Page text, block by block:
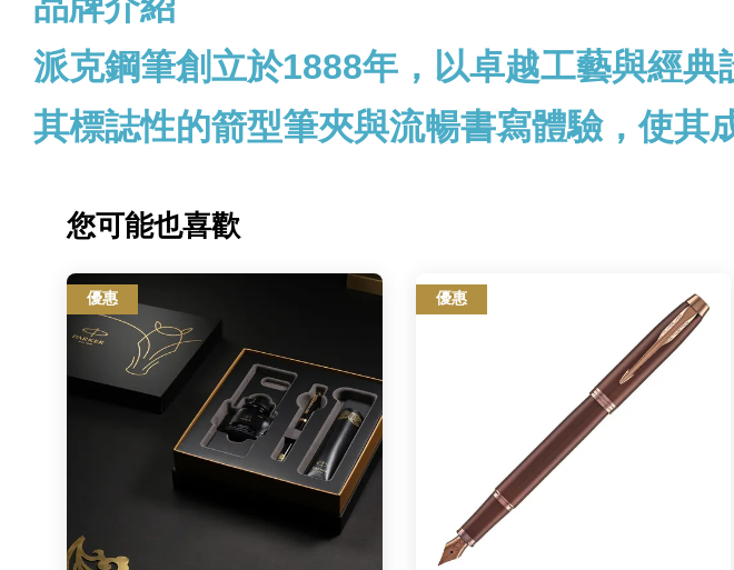
派克鋼筆創立於1888年，以卓越工藝與經典
其標誌性的箭型筆夾與流暢書寫體驗，使其
您可能也喜歡
優惠 優惠